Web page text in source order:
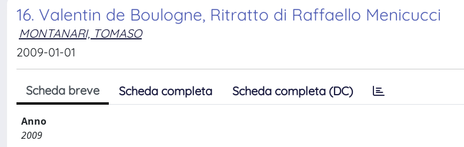
16. Valentin de Boulogne, Ritratto di Raffaello Menicucci
MONTANARI, TOMASO
2009-01-01
Scheda breve Scheda completa Scheda completa (DC)
Anno
2009